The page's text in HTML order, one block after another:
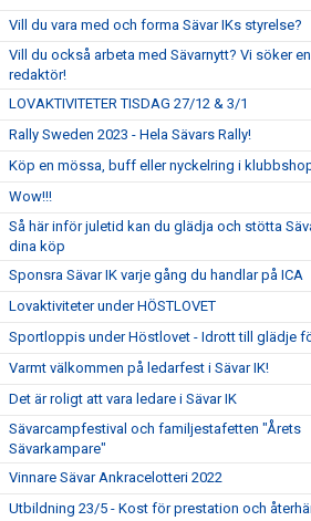
Vill du vara med och forma Sävar IKs styrelse?
Vill du också arbeta med Sävarnytt? Vi söker en
redaktör!
LOVAKTIVITETER TISDAG 27/12 & 3/1
Rally Sweden 2023 - Hela Sävars Rally!
Köp en mössa, buff eller nyckelring i
Wow!!!
Så här inför juletid kan du glädja och stötta
dina köp
Sponsra Sävar IK varje gång du handlar på ICA
Lovaktiviteter under HÖSTLOVET
Sportloppis under Höstlovet - Idrott till glädje
Varmt välkommen på ledarfest i Sävar IK!
Det är roligt att vara ledare i Sävar IK
Sävarcampfestival och familjestafetten "Årets
Sävarkampare"
Vinnare Sävar Ankracelotteri 2022
Utbildning 23/5 - Kost för prestation och